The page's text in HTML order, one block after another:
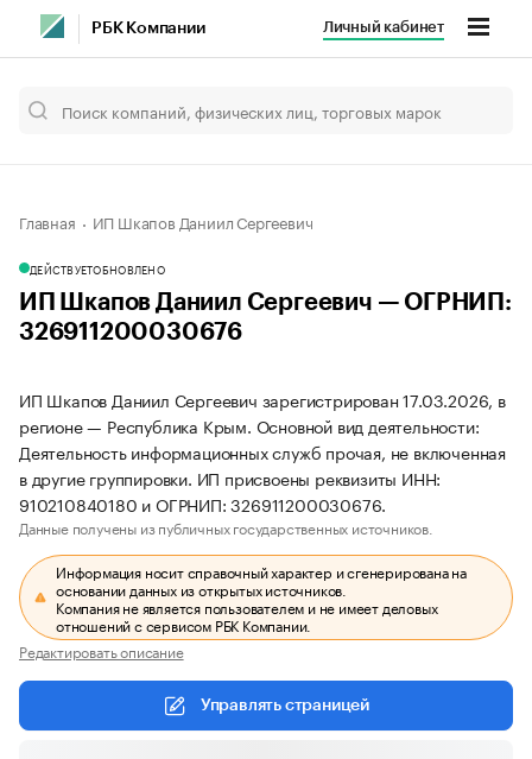
РБК Компании Личный кабинет
Главная ИП Шкапов Даниил Сергеевич
ДЕЙСТВУЕТОБНОВЛЕНО
ИП Шкапов Даниил Сергеевич — ОГРНИП:
326911200030676
ИП Шкапов Даниил Сергеевич зарегистрирован 17.03.2026, в
регионе — Республика Крым. Основной вид деятельности:
Деятельность информационных служб прочая, не включенная
в другие группировки. ИП присвоены реквизиты ИНН:
910210840180 и ОГРНИП: 326911200030676.
Данные получены из публичных государственных источников.
Информация носит справочный характер и сгенерирована на
основании данных из открытых источников.
Компания не является пользователем и не имеет деловых
отношений с сервисом РБК Компании.
Редактировать описание
Управлять страницей